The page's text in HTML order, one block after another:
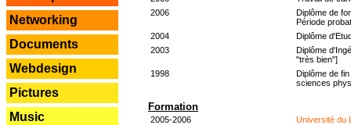
Networking
Documents
Webdesign
Pictures
Music
2006
Diplôme de
Période
2004
Diplôme
2003
Diplôme
"très bien"]
1998
Diplôme de
sciences
Formation
2005-2006
Université du